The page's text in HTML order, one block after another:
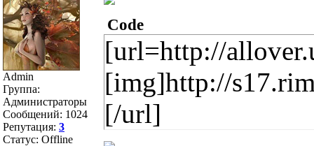
Admin
Группа:
Администраторы
Сообщений: 1024
Репутация: 3
Статус: Offline
Code
[url=http://
[img]http://
[/url]